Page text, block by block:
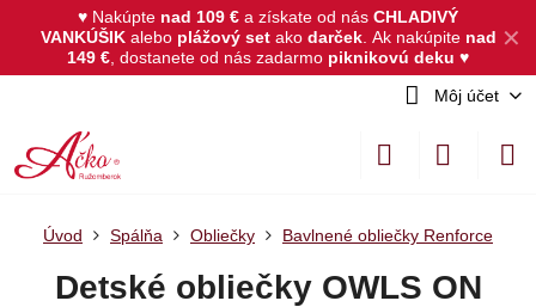
✕
♥ Nakúpte nad 109 € a získate od nás CHLADIVÝ
VANKÚŠIKalebo plážový set akodarček. Ak nakúpite nad
149 € , dostanete od nás zadarmo piknikovú deku ♥
Môj účet
Úvod Spálňa Obliečky Bavlnené obliečky Renforce
Detské obliečky OWLS ON